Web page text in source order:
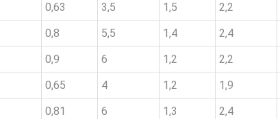
0,63 3,5 1,5 2,2
0,8 5,5 1,4 2,4
0,9 6 1,2 2,2
0,65 4 1,2 1,9
0,81 6 1,3 2,4